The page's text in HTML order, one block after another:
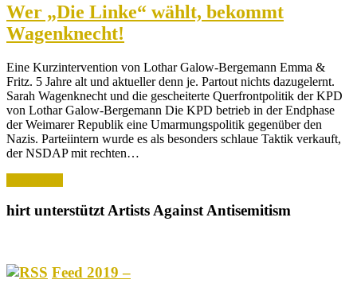
Wer „Die Linke“ wählt, bekommt
Wagenknecht!
Eine Kurzintervention von Lothar Galow-Bergemann Emma &
Fritz. 5 Jahre alt und aktueller denn je. Partout nichts dazugelernt.
Sarah Wagenknecht und die gescheiterte Querfrontpolitik der KPD
von Lothar Galow-Bergemann Die KPD betrieb in der Endphase
der Weimarer Republik eine Umarmungspolitik gegenüber den
Nazis. Parteiintern wurde es als besonders schlaue Taktik verkauft,
der NSDAP mit rechten…
hirt unterstützt Artists Against Antisemitism
Feed 2019 –